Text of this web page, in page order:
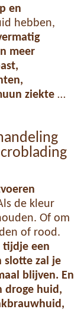
en
hebben,
meer
ziekte …
de kleur
Of om
of rood.
tijdje een
slotte zal je
blijven. En
droge huid,